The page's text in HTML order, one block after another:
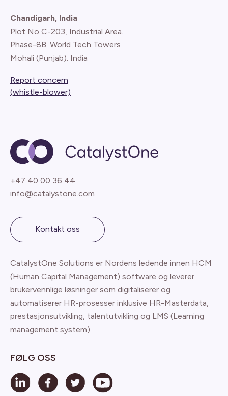
Chandigarh, India
Plot No C-203, Industrial Area.
Phase-8B. World Tech Towers
Mohali (Punjab). India
Report concern
(whistle-blower)
+47 40 00 36 44
info@catalystone.com
Kontakt oss
CatalystOne Solutions er Nordens ledende innen HCM
(Human Capital Management) software og leverer
brukervennlige løsninger som digitaliserer og
automatiserer HR-prosesser inklusive HR-Masterdata,
prestasjonsutvikling, talentutvikling og LMS (Learning
management system).
FØLG OSS